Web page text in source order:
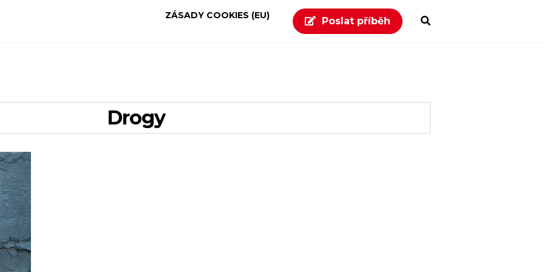
Poslat příběh
ZÁSADY COOKIES (EU)
drogy